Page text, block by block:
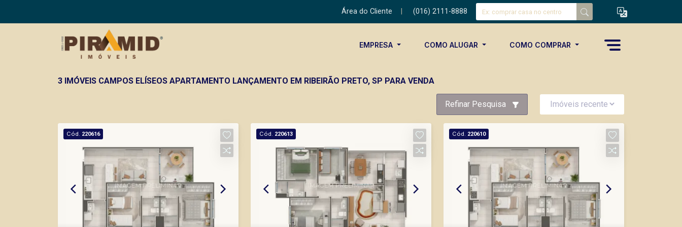
Área do Cliente (016) 2111-8888
EMPRESA COMO ALUGAR COMO COMPRAR
3 IMÓVEIS CAMPOS ELÍSEOS APARTAMENTO LANÇAMENTO EM RIBEIRÃO PRETO, SP PARA VENDA
Refinar Pesquisa
Cód. 220616 Cód. 220613 Cód. 220610